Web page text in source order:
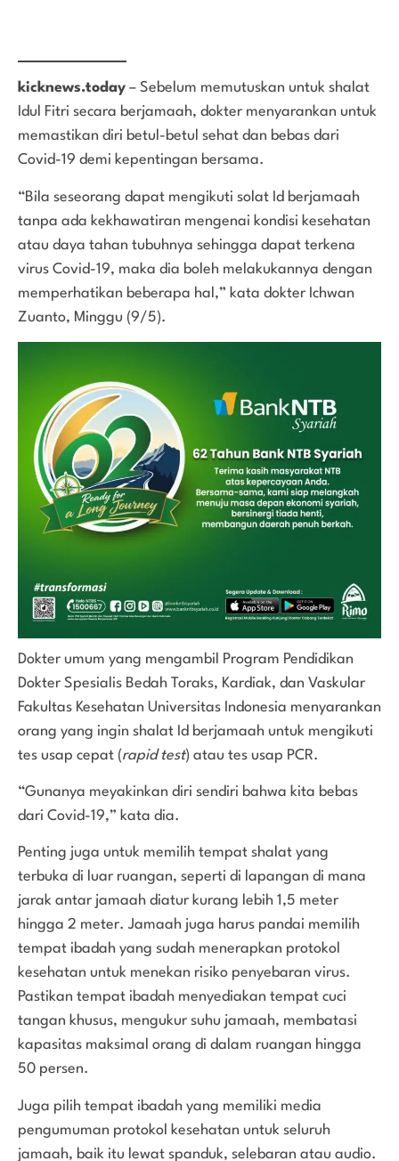
kicknews.today – Sebelum memutuskan untuk shalat
Idul Fitri secara berjamaah, dokter menyarankan untuk
memastikan diri betul-betul sehat dan bebas dari
Covid-19 demi kepentingan bersama.
“Bila seseorang dapat mengikuti solat Id berjamaah
tanpa ada kekhawatiran mengenai kondisi kesehatan
atau daya tahan tubuhnya sehingga dapat terkena
virus Covid-19, maka dia boleh melakukannya dengan
memperhatikan beberapa hal,” kata dokter Ichwan
Zuanto, Minggu (9/5).
Dokter umum yang mengambil Program Pendidikan
Dokter Spesialis Bedah Toraks, Kardiak, dan Vaskular
Fakultas Kesehatan Universitas Indonesia menyarankan
orang yang ingin shalat Id berjamaah untuk mengikuti
tes usap cepat (rapid test) atau tes usap PCR.
“Gunanya meyakinkan diri sendiri bahwa kita bebas
dari Covid-19,” kata dia.
Penting juga untuk memilih tempat shalat yang
terbuka di luar ruangan, seperti di lapangan di mana
jarak antar jamaah diatur kurang lebih 1,5 meter
hingga 2 meter. Jamaah juga harus pandai memilih
tempat ibadah yang sudah menerapkan protokol
kesehatan untuk menekan risiko penyebaran virus.
Pastikan tempat ibadah menyediakan tempat cuci
tangan khusus, mengukur suhu jamaah, membatasi
kapasitas maksimal orang di dalam ruangan hingga
50 persen.
Juga pilih tempat ibadah yang memiliki media
pengumuman protokol kesehatan untuk seluruh
jamaah, baik itu lewat spanduk, selebaran atau audio.